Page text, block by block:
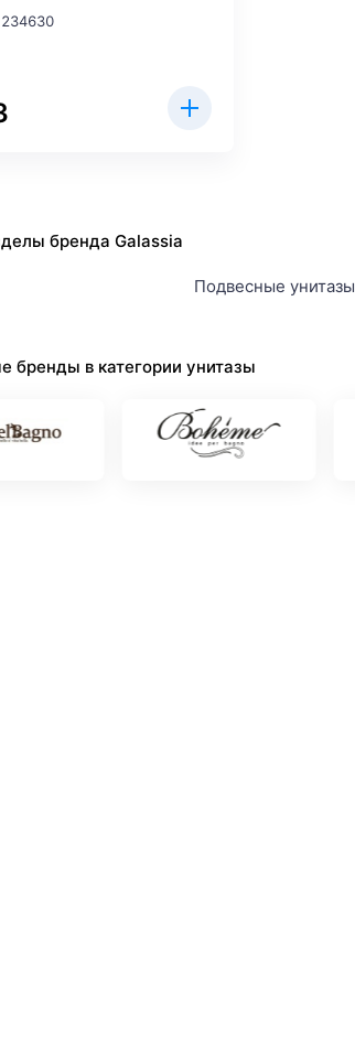
бренда Galassia
Подвесные унитазы
бренды в категории унитазы